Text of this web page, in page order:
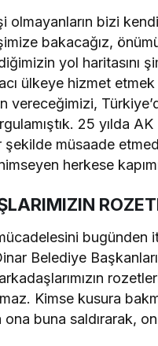
olmayanların bizi
bakacağız,
yol haritasını
ülkeye hizmet
vereceğimizi,
25 yılda
şekilde müsaade
herkese
bugünden
Belediye
Kimse kusura
buna saldırarak,